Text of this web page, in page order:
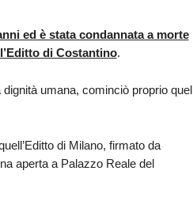
ed è stata condannata a morte
di Costantino.
umana, cominciò proprio quel
di Milano, firmato da
aperta a Palazzo Reale del